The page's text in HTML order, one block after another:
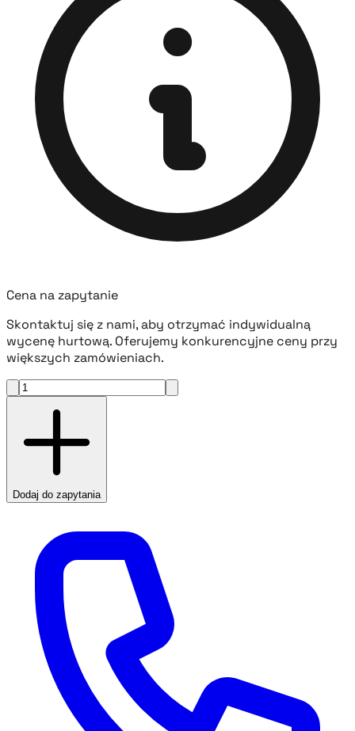
Cena na zapytanie
Skontaktuj się z nami, aby otrzymać indywidualną
wycenę hurtową. Oferujemy konkurencyjne ceny przy
większych zamówieniach.
Dodaj do zapytania